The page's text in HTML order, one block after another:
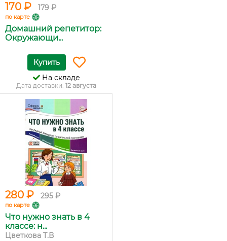
170 ₽ 179 ₽
по карте
Домашний репетитор:
Окружающи...
Купить
На складе
Дата доставки: 12 августа
280 ₽ 295 ₽
по карте
Что нужно знать в 4
классе: н...
Цветкова Т.В